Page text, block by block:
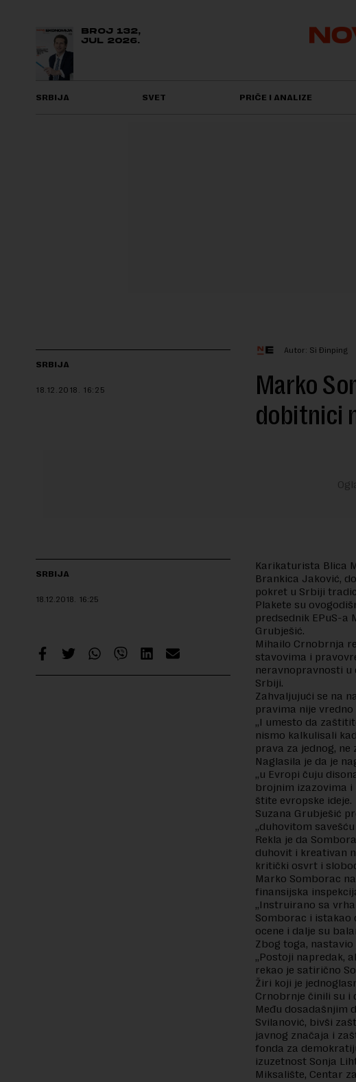
BROJ 132,
JUL 2026.
SRBIJA SVET PRIČE I ANALIZE
SRBIJA
18.12.2018. 16:25
Autor: Si Đinping
Marko
dobitnici
SRBIJA
18.12.2018. 16:25
Karikaturista Blica
Brankica Jaković,
pokret u Srbiji
Plakete su
predsednik EPuS-a
Grubješić.
Mihailo Crnobrnja
stavovima i
neravnopravnosti
Srbiji.
Zahvaljujući se na
pravima nije
„I umesto da
nismo kalkulisali
prava za jednog,
Naglasila je da je
„u Evropi čuju
brojnim izazovima i
štite evropske ideje.
Suzana Grubješić
„duhovitom
Rekla je da
duhovit i kreativan
kritički osvrt i
Marko Somborac
finansijska
„Instruirano sa
Somborac i istakao
ocene i dalje su
Zbog toga,
„Postoji napredak,
rekao je satirično
Žiri koji je
Crnobrnje činili su i
Među dosadašnjim
Svilanović, bivši
javnog značaja i
fonda za
izuzetnost Sonja
Miksalište, Centar